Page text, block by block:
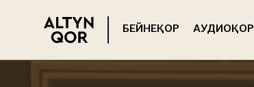
БЕЙНЕҚОР АУДИОҚОР